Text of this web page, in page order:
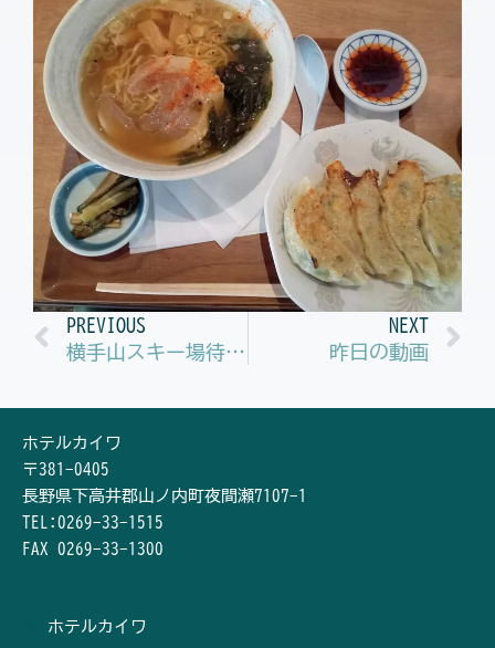
Prev
PREVIOUS
横手山スキー場待望の雪！！寒い1日でした。
NEXT
昨日の動画
ホテルカイワ
〒381-0405
長野県下高井郡山ノ内町夜間瀬7107-1
TEL:0269-33-1515
FAX 0269-33-1300
ホテルカイワ